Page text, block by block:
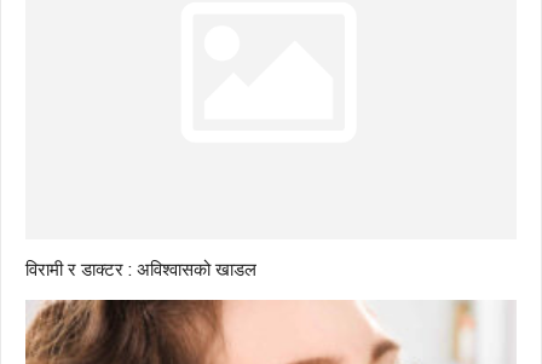
विरामी र डाक्टर : अविश्वासको खाडल